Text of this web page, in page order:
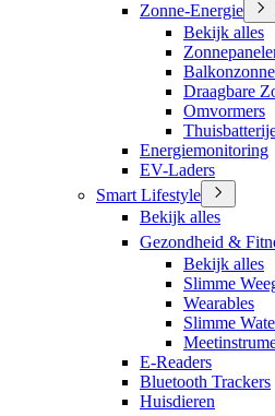
Zonne-Energie
Bekijk alles
Draagbare
Omvormers
Energiemonitoring
EV-Laders
Smart Lifestyle
Bekijk alles
Gezondheid &
Bekijk alles
Slimme
Wearables
Slimme
E-Readers
Bluetooth Trackers
Huisdieren